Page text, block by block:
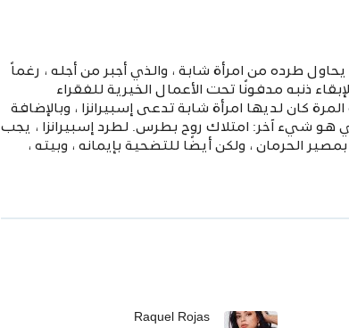
طرده من امرأة شابة ، والذي أجبر من أجله ، رغماً
ذنبه مدفونًا تحت الأعمال الخيرية للفقراء
كان لديها امرأة شابة تدعى إسبيرانزا ، وبالإضافة
هو شيء آخر: امتلاك روح بطرس. لطرد إسبيرانزا ، يجب
، ولكن أيضًا للتضحية بإيمانه ، وبيته ،
Raquel Rojas